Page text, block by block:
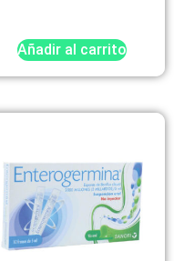
Añadir al carrito